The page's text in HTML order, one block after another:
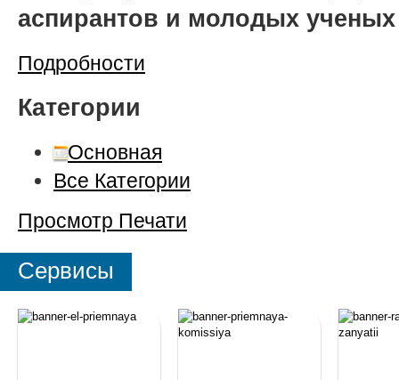
аспирантов и молодых
Подробности
Категории
Основная
Все Категории
Просмотр Печати
Сервисы